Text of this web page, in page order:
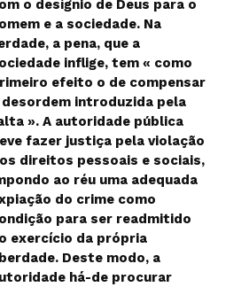
o desígnio de Deus para o
e a sociedade. Na
a pena, que a
inflige, tem « como
efeito o de compensar
desordem introduzida pela
». A autoridade pública
fazer justiça pela violação
direitos pessoais e sociais,
ao réu uma adequada
do crime como
para ser readmitido
exercício da própria
Deste modo, a
há-de procurar